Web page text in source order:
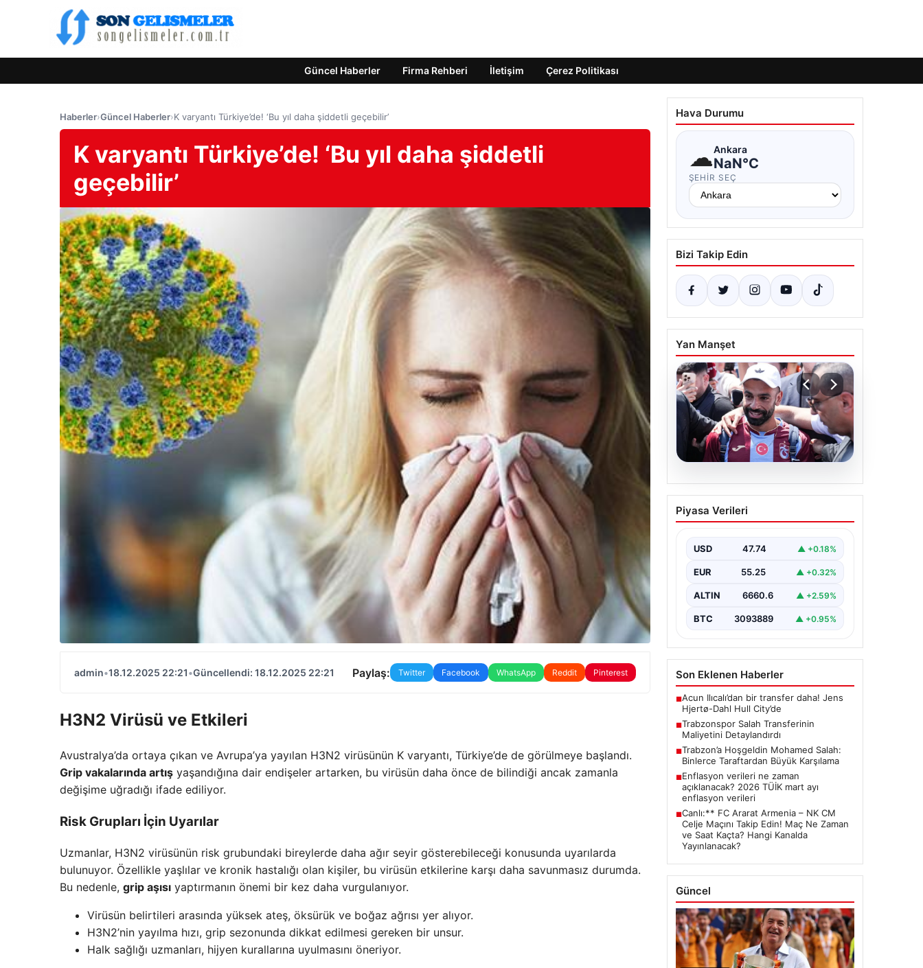
Güncel Haberler Firma Rehberi İletişim Çerez Politikası
Haberler›Güncel Haberler›K varyantı Türkiye’de! ‘Bu yıl daha şiddetli geçebilir’
K varyantı Türkiye’de! ‘Bu yıl daha şiddetli
geçebilir’
admin•18.12.2025 22:21•Güncellendi: 18.12.2025 22:21 Paylaş: Twitter Facebook WhatsApp Reddit Pinterest
H3N2 Virüsü ve Etkileri
Avustralya’da ortaya çıkan ve Avrupa’ya yayılan H3N2 virüsünün K varyantı, Türkiye’de de görülmeye başlandı.
Grip vakalarında artış yaşandığına dair endişeler artarken, bu virüsün daha önce de bilindiği ancak zamanla
değişime uğradığı ifade ediliyor.
Risk Grupları İçin Uyarılar
Uzmanlar, H3N2 virüsünün risk grubundaki bireylerde daha ağır seyir gösterebileceği konusunda uyarılarda
bulunuyor. Özellikle yaşlılar ve kronik hastalığı olan kişiler, bu virüsün etkilerine karşı daha savunmasız durumda.
Bu nedenle, grip aşısı yaptırmanın önemi bir kez daha vurgulanıyor.
Virüsün belirtileri arasında yüksek ateş, öksürük ve boğaz ağrısı yer alıyor.
H3N2’nin yayılma hızı, grip sezonunda dikkat edilmesi gereken bir unsur.
Halk sağlığı uzmanları, hijyen kurallarına uyulmasını öneriyor.
Hava Durumu
☁Ankara
NaN°C
ŞEHIR SEÇ
Bizi Takip Edin
Yan Manşet
05.08.2026
Enflasyon verileri ne
zaman açıklanacak?
enflasyon verileri
Piyasa Verileri
USD 47.74 ▲ +0.18%
EUR 55.25 ▲ +0.32%
ALTIN 6660.6 ▲ +2.59%
BTC 3093889 ▲ +0.95%
Son Eklenen Haberler
■Acun Ilıcalı’dan bir transfer daha! Jens
Hjertø-Dahl Hull City’de
■Trabzonspor Salah Transferinin
Maliyetini Detaylandırdı
■Trabzon’a Hoşgeldin Mohamed Salah:
Binlerce Taraftardan Büyük Karşılama
■Enflasyon verileri ne zaman
açıklanacak? 2026 TÜİK mart ayı
enflasyon verileri
■Canlı:** FC Ararat Armenia – NK CM
Celje Maçını Takip Edin! Maç Ne Zaman
ve Saat Kaçta? Hangi Kanalda
Yayınlanacak?
Güncel